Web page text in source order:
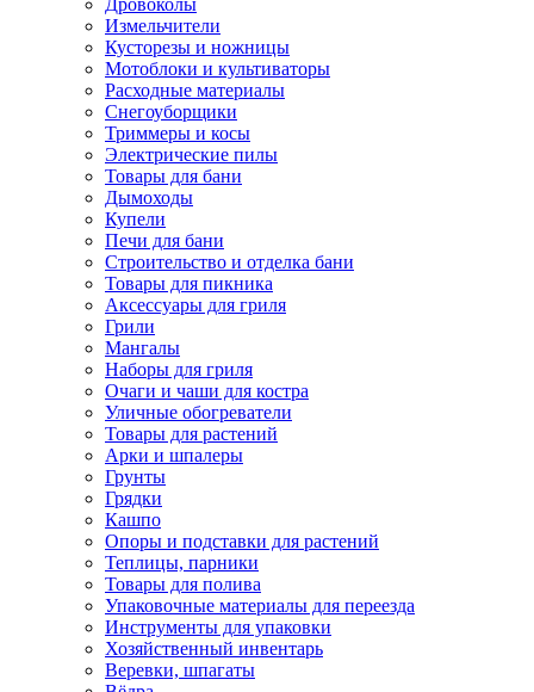
Измельчители
Кусторезы и ножницы
Мотоблоки и культиваторы
Расходные материалы
Снегоуборщики
Триммеры и косы
Электрические пилы
Товары для бани
Дымоходы
Купели
Печи для бани
Строительство и отделка бани
Товары для пикника
Аксессуары для гриля
Грили
Мангалы
Наборы для гриля
Очаги и чаши для костра
Уличные обогреватели
Товары для растений
Арки и шпалеры
Грунты
Грядки
Кашпо
Опоры и подставки для растений
Теплицы, парники
Товары для полива
Упаковочные материалы для переезда
Инструменты для упаковки
Хозяйственный инвентарь
Веревки, шпагаты